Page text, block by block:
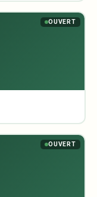
OUVERT
OUVERT